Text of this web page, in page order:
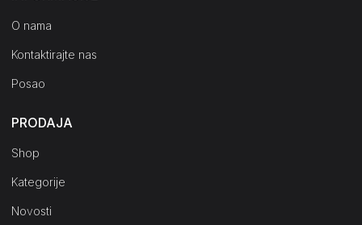
O nama
Kontaktirajte nas
Posao
PRODAJA
Shop
Kategorije
Novosti